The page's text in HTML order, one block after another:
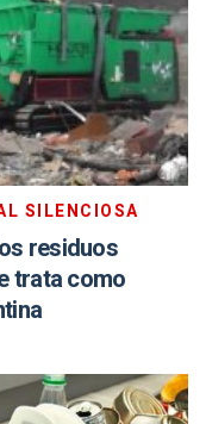
SILENCIOSA
residuos
trata como